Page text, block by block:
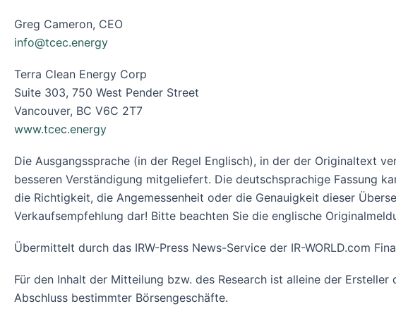
Greg Cameron, CEO
info@tcec.energy
Terra Clean Energy Corp
Suite 303, 750 West Pender Street
Vancouver, BC V6C 2T7
www.tcec.energy
Die Ausgangssprache (in der Regel Englisch), in der der Originaltext
besseren Verständigung mitgeliefert. Die deutschsprachige Fassung
die Richtigkeit, die Angemessenheit oder die Genauigkeit dieser
Verkaufsempfehlung dar! Bitte beachten Sie die englische
Übermittelt durch das IRW-Press News-Service der IR-WORLD.com
Für den Inhalt der Mitteilung bzw. des Research ist alleine der
Abschluss bestimmter Börsengeschäfte.